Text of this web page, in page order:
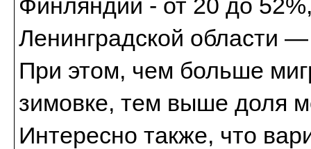
Финляндии - от 20 до
Ленинградской области
При этом, чем больше
зимовке, тем выше доля
Интересно также, что